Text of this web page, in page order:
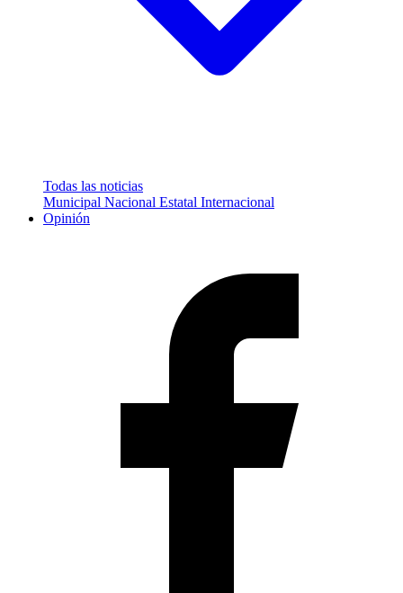
Todas las noticias
Municipal Nacional Estatal Internacional
Opinión